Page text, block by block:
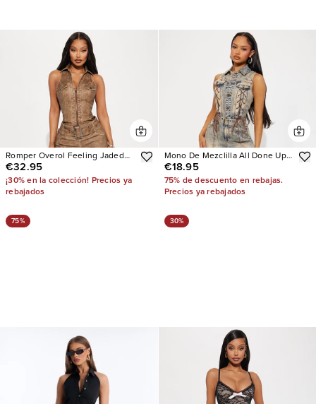
Romper Overol Feeling Jaded
Washed Faux Leather
€32.95
¡30% en la colección! Precios ya
rebajados
Mono De Mezclilla All Done Up
Washed
€18.95
75% de descuento en rebajas.
Precios ya rebajados
75% 30%